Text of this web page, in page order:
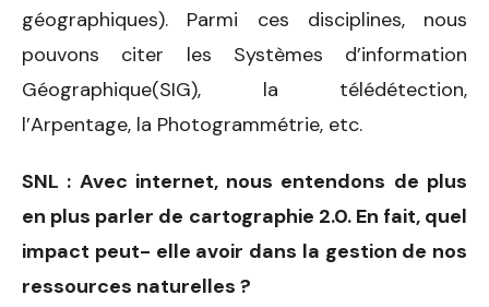
géographiques). Parmi ces disciplines, nous
pouvons citer les Systèmes d’information
Géographique(SIG), la télédétection,
l’Arpentage, la Photogrammétrie, etc.
SNL : Avec internet, nous entendons de plus
en plus parler de cartographie 2.0. En fait, quel
impact peut- elle avoir dans la gestion de nos
ressources naturelles ?